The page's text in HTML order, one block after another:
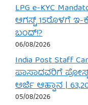
LPG e-KYC
ಆಗಸ್ಟ್ 15ರೊಳಗೆ
ಬಂದ್!?
06/08/2026
India Post Staff
ಪಾಸಾದವರಿಗೆ
ಅರ್ಜಿ ಆಹ್ವಾನ |
05/08/2026